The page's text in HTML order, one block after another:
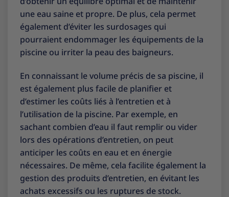
une eau saine et propre. De plus, cela permet
également d’éviter les surdosages qui
pourraient endommager les équipements de la
piscine ou irriter la peau des baigneurs.
En connaissant le volume précis de sa piscine, il
est également plus facile de planifier et
d’estimer les coûts liés à l’entretien et à
l’utilisation de la piscine. Par exemple, en
sachant combien d’eau il faut remplir ou vider
lors des opérations d’entretien, on peut
anticiper les coûts en eau et en énergie
nécessaires. De même, cela facilite également la
gestion des produits d’entretien, en évitant les
achats excessifs ou les ruptures de stock.